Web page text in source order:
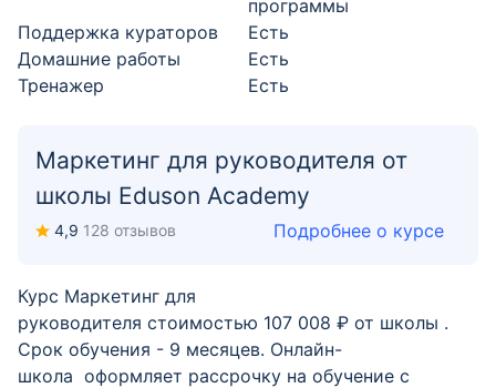
программы
Поддержка кураторов
Есть
Домашние работы
Есть
Тренажер
Есть
Маркетинг для руководителя от
школы Eduson Academy
4,9 128 отзывов Подробнее о курсе
Курс Маркетинг для
руководителя стоимостью 107 008 ₽ от школы .
Срок обучения - 9 месяцев. Онлайн-
школа оформляет рассрочку на обучение с